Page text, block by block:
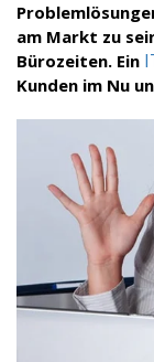
am Markt zu
Bürozeiten. Ein
Kunden im Nu